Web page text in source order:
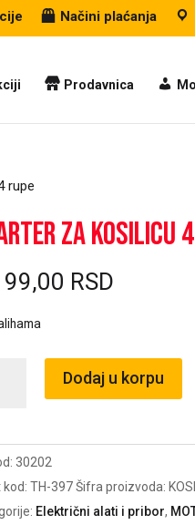
Načini plaćanja
Prodavnica
rupe
za kosilicu
RSD
Dodaj u korpu
30202
kod: TH-397 Šifra proizvoda:
Električni alati i pribor,